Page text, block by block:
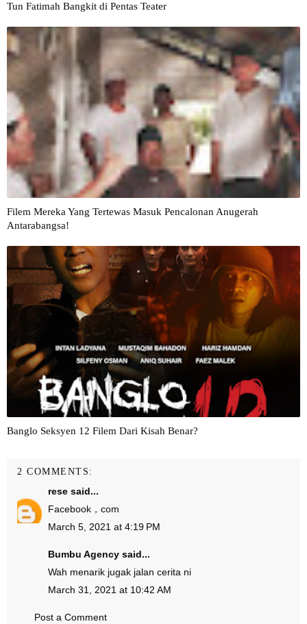
Tun Fatimah Bangkit di Pentas Teater
Filem Mereka Yang Tertewas Masuk Pencalonan Anugerah
Antarabangsa!
Banglo Seksyen 12 Filem Dari Kisah Benar?
2 COMMENTS:
rese said...
Facebook，com
March 5, 2021 at 4:19 PM
Bumbu Agency said...
Wah menarik jugak jalan cerita ni
March 31, 2021 at 10:42 AM
Post a Comment